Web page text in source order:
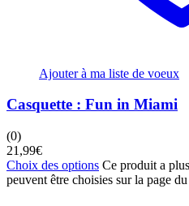
Ajouter à ma liste de voeux
Casquette : Fun in Miami
(0)
21,99€
Choix des options Ce produit a
peuvent être choisies sur la page